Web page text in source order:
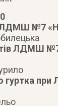
ЛДМШ №7
ЛДМШ №7
гуртка